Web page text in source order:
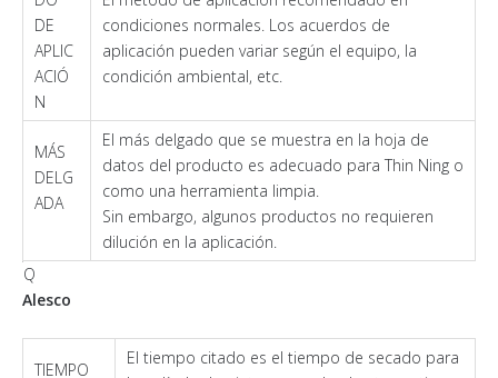
DE
APLIC
ACIÓ
N
condiciones normales. Los acuerdos de
aplicación pueden variar según el equipo, la
condición ambiental, etc.
MÁS
DELG
ADA
El más delgado que se muestra en la hoja de
datos del producto es adecuado para Thin Ning o
como una herramienta limpia.
Sin embargo, algunos productos no requieren
dilución en la aplicación.
Q
Alesco
TIEMPO
El tiempo citado es el tiempo de secado para